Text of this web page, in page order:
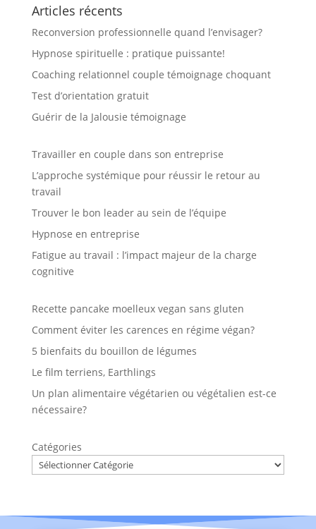
Articles récents
Reconversion professionnelle quand l’envisager?
Hypnose spirituelle : pratique puissante!
Coaching relationnel couple témoignage choquant
Test d’orientation gratuit
Guérir de la Jalousie témoignage
Travailler en couple dans son entreprise
L’approche systémique pour réussir le retour au
travail
Trouver le bon leader au sein de l’équipe
Hypnose en entreprise
Fatigue au travail : l’impact majeur de la charge
cognitive
Recette pancake moelleux vegan sans gluten
Comment éviter les carences en régime végan?
5 bienfaits du bouillon de légumes
Le film terriens, Earthlings
Un plan alimentaire végétarien ou végétalien est-ce
nécessaire?
Catégories